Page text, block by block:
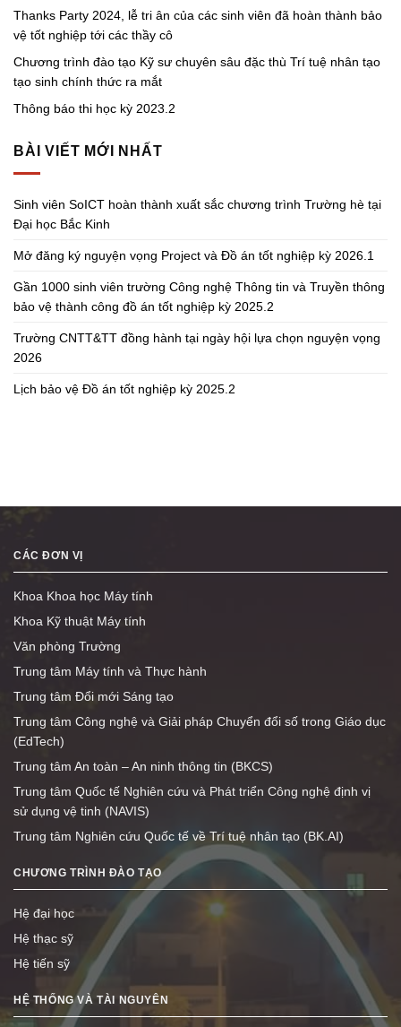
Thanks Party 2024, lễ tri ân của các sinh viên đã hoàn thành bảo
vệ tốt nghiệp tới các thầy cô
Chương trình đào tạo Kỹ sư chuyên sâu đặc thù Trí tuệ nhân tạo
tạo sinh chính thức ra mắt
Thông báo thi học kỳ 2023.2
BÀI VIẾT MỚI NHẤT
Sinh viên SoICT hoàn thành xuất sắc chương trình Trường hè tại
Đại học Bắc Kinh
Mở đăng ký nguyện vọng Project và Đồ án tốt nghiệp kỳ 2026.1
Gần 1000 sinh viên trường Công nghệ Thông tin và Truyền thông
bảo vệ thành công đồ án tốt nghiệp kỳ 2025.2
Trường CNTT&TT đồng hành tại ngày hội lựa chọn nguyện vọng
2026
Lịch bảo vệ Đồ án tốt nghiệp kỳ 2025.2
CÁC ĐƠN VỊ
Khoa Khoa học Máy tính
Khoa Kỹ thuật Máy tính
Văn phòng Trường
Trung tâm Máy tính và Thực hành
Trung tâm Đổi mới Sáng tạo
Trung tâm Công nghệ và Giải pháp Chuyển đổi số trong Giáo dục
(EdTech)
Trung tâm An toàn – An ninh thông tin (BKCS)
Trung tâm Quốc tế Nghiên cứu và Phát triển Công nghệ định vị
sử dụng vệ tinh (NAVIS)
Trung tâm Nghiên cứu Quốc tế về Trí tuệ nhân tạo (BK.AI)
CHƯƠNG TRÌNH ĐÀO TẠO
Hệ đại học
Hệ thạc sỹ
Hệ tiến sỹ
HỆ THỐNG VÀ TÀI NGUYÊN